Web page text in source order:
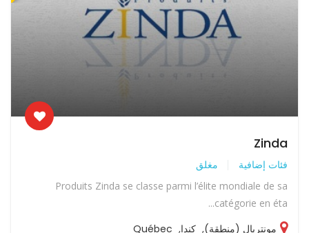
Zinda
فئات إضافية مغلق
Produits Zinda se classe parmi l’élite mondiale de sa
catégorie en éta...
مونتريال (منطقة), كندا,
Québec